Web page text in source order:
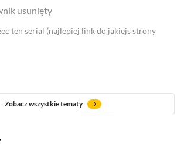
usunięty
ten serial (najlepiej link do jakiejs strony
Zobacz wszystkie tematy